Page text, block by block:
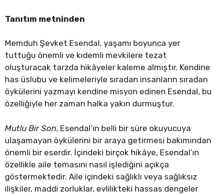
Tanıtım metninden
Memduh Şevket Esendal, yaşamı boyunca yer
tuttuğu önemli ve kıdemli mevkilere tezat
oluşturacak tarzda hikâyeler kaleme almıştır. Kendine
has üslubu ve kelimeleriyle sıradan insanların sıradan
öykülerini yazmayı kendine misyon edinen Esendal, bu
özelliğiyle her zaman halka yakın durmuştur.
Mutlu Bir Son, Esendal’ın belli bir süre okuyucuya
ulaşamayan öykülerini bir araya getirmesi bakımından
önemli bir eserdir. İçindeki birçok hikâye, Esendal’ın
özellikle aile temasını nasıl işlediğini açıkça
göstermektedir. Aile içindeki sağlıklı veya sağlıksız
ilişkiler, maddi zorluklar, evlilikteki hassas dengeler